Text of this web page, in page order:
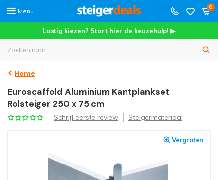
Menu
0
Lastig kiezen? Start hier de keuzehulp! ▶
Home
Euroscaffold Aluminium Kantplankset
Rolsteiger 250 x 75 cm
Schrijf eerste review Steigermateriaal
Vergroten